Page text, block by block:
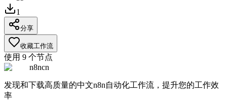
1
分享
收藏工作流
使用 9 个节点
n8ncn
发现和下载高质量的中文n8n自动化工作流，提升您的工作效
率